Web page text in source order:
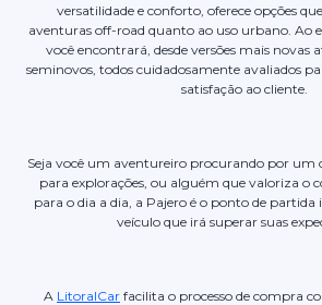
versatilidade e conforto, oferece opções
aventuras off-road quanto ao uso urbano. Ao
você encontrará, desde versões mais novas
seminovos, todos cuidadosamente avaliados
satisfação ao cliente.
Seja você um aventureiro procurando por um
para explorações, ou alguém que valoriza o
para o dia a dia, a Pajero é o ponto de
veículo que irá superar suas
A LitoralCar facilita o processo de compra